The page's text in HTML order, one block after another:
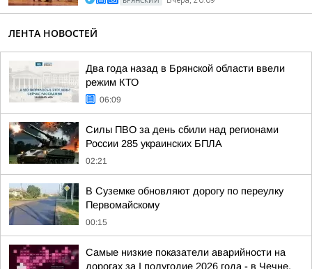
ЛЕНТА НОВОСТЕЙ
Два года назад в Брянской области ввели
режим КТО
06:09
Силы ПВО за день сбили над регионами
России 285 украинских БПЛА
02:21
В Суземке обновляют дорогу по переулку
Первомайскому
00:15
Самые низкие показатели аварийности на
дорогах за I полугодие 2026 года - в Чечне,